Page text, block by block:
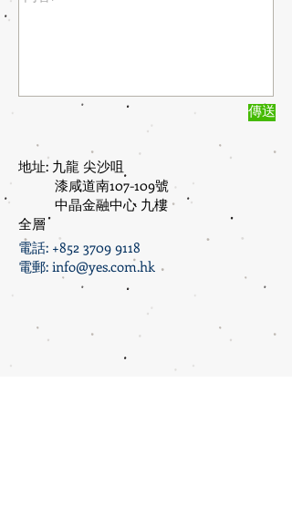
傳送
地址: 九龍 尖沙咀
漆咸道南107-109號
中晶金融中心 九樓
全層
電話: +852 3709 9118
電郵: info@yes.com.hk